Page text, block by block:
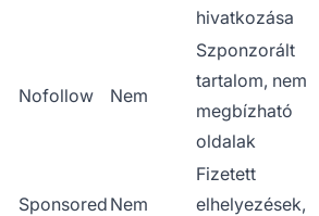
hivatkozása
Nofollow Nem
Szponzorált
tartalom, nem
megbízható
oldalak
Sponsored Nem
Fizetett
elhelyezések,